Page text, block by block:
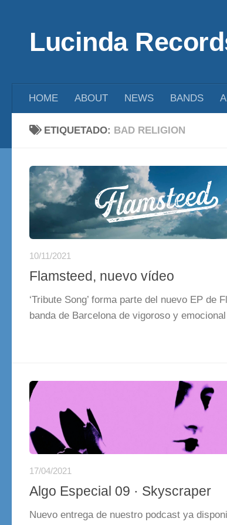
Lucinda
HOME ABOUT NEWS BANDS
ETIQUETADO: BAD RELIGION
10/11/2021
Flamsteed, nuevo vídeo
‘Tribute Song’ forma parte del nuevo EP de
banda de Barcelona de vigoroso y
17/04/2021
Algo Especial 09 · Skyscraper
Nuevo entrega de nuestro podcast ya